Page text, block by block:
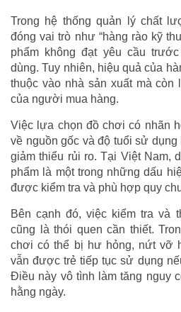
Trong hệ thống quản lý chất
đóng vai trò như “hàng rào kỹ
phẩm không đạt yêu cầu
dùng. Tuy nhiên, hiệu quả của
thuộc vào nhà sản xuất mà còn
của người mua hàng.
Việc lựa chọn đồ chơi có nhãn
về nguồn gốc và độ tuổi sử
giảm thiểu rủi ro. Tại Việt Nam,
phẩm là một trong những dấu
được kiểm tra và phù hợp quy
Bên cạnh đó, việc kiểm tra và
cũng là thói quen cần thiết.
chơi có thể bị hư hỏng, nứt vỡ
vẫn được trẻ tiếp tục sử dụng
Điều này vô tình làm tăng nguy
hằng ngày.